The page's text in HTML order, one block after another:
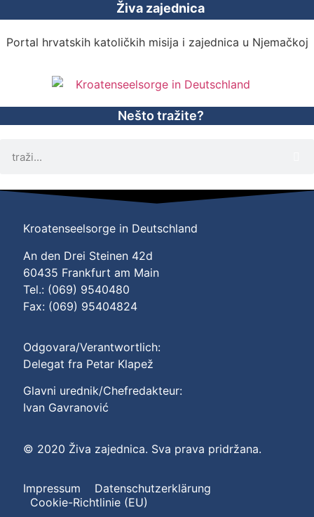
Živa zajednica
Portal hrvatskih katoličkih misija i zajednica u Njemačkoj
Nešto tražite?
Kroatenseelsorge in Deutschland
An den Drei Steinen 42d
60435 Frankfurt am Main
Tel.: (069) 9540480
Fax: (069) 95404824
Odgovara/Verantwortlich:
Delegat fra Petar Klapež
Glavni urednik/Chefredakteur:
Ivan Gavranović
© 2020 Živa zajednica. Sva prava pridržana.
Impressum
Datenschutzerklärung
Cookie-Richtlinie (EU)